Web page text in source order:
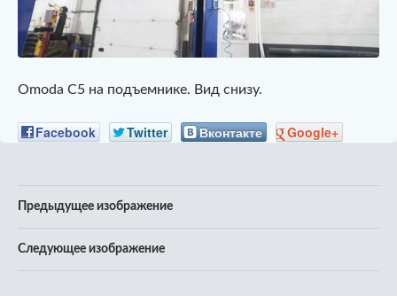
Omoda C5 на подъемнике. Вид снизу.
Facebook Twitter Вконтакте Google+
Предыдущее изображение
Следующее изображение